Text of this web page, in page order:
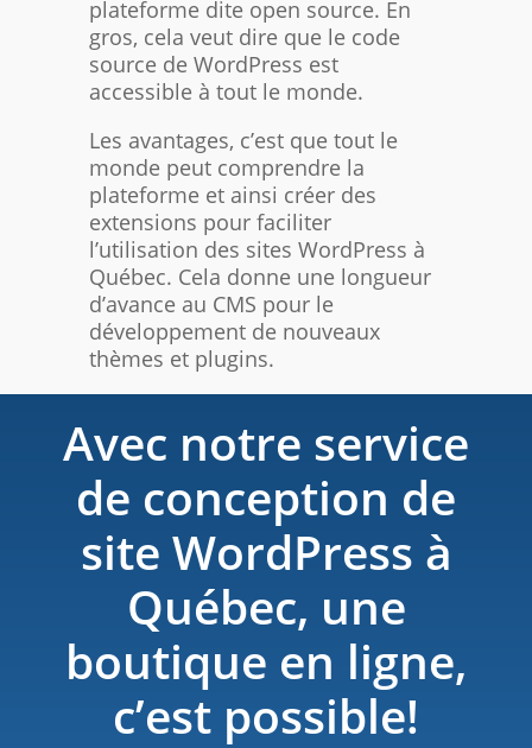
plateforme dite open source. En
gros, cela veut dire que le code
source de WordPress est
accessible à tout le monde.
Les avantages, c’est que tout le
monde peut comprendre la
plateforme et ainsi créer des
extensions pour faciliter
l’utilisation des sites WordPress à
Québec. Cela donne une longueur
d’avance au CMS pour le
développement de nouveaux
thèmes et plugins.
Avec notre service
de conception de
site WordPress à
Québec​, une
boutique en ligne,
c’est possible!